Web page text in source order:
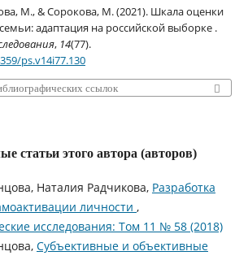
М., & Сорокова, М. (2021). Шкала оценки
адаптация на российской выборке .
, 14(77).
ps.v14i77.130
ссылок
статьи этого автора (авторов)
Наталия Радчикова, Разработка
личности ,
исследования: Том 11 № 58 (2018)
Субъективные и объективные